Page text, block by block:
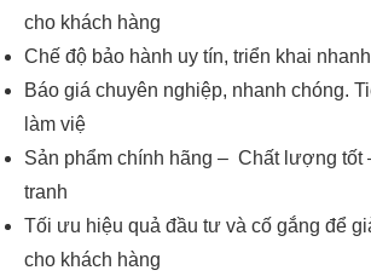
cho khách hàng
Chế độ bảo hành uy tín, triển khai
Báo giá chuyên nghiệp, nhanh chóng.
làm việ
Sản phẩm chính hãng – Chất lượng tốt
tranh
Tối ưu hiệu quả đầu tư và cố gắng để
cho khách hàng